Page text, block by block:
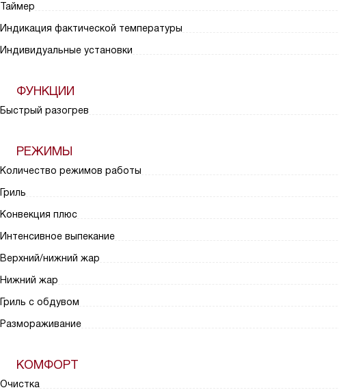
Таймер
Индикация фактической температуры
Индивидуальные установки
ФУНКЦИИ
Быстрый разогрев
РЕЖИМЫ
Количество режимов работы
Гриль
Конвекция плюс
Интенсивное выпекание
Верхний/нижний жар
Нижний жар
Гриль с обдувом
Размораживание
КОМФОРТ
Очистка